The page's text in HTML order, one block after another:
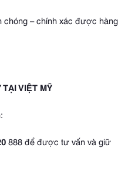
chóng – chính xác được hàng
VIỆT MỸ
888 để được tư vấn và giữ